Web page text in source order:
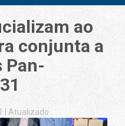
ao
conjunta a
Pan-
Atualizado